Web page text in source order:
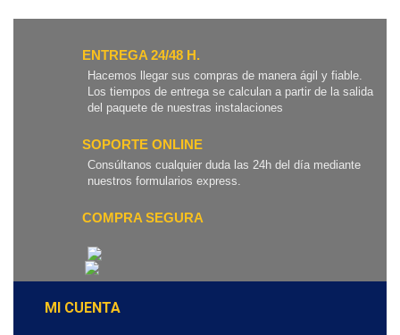
ENTREGA 24/48 H.
Hacemos llegar sus compras de manera ágil y fiable.
Los tiempos de entrega se calculan a partir de la salida
del paquete de nuestras instalaciones
SOPORTE ONLINE
Consúltanos cualquier duda las 24h del día mediante
nuestros formularios express.
COMPRA SEGURA
MI CUENTA